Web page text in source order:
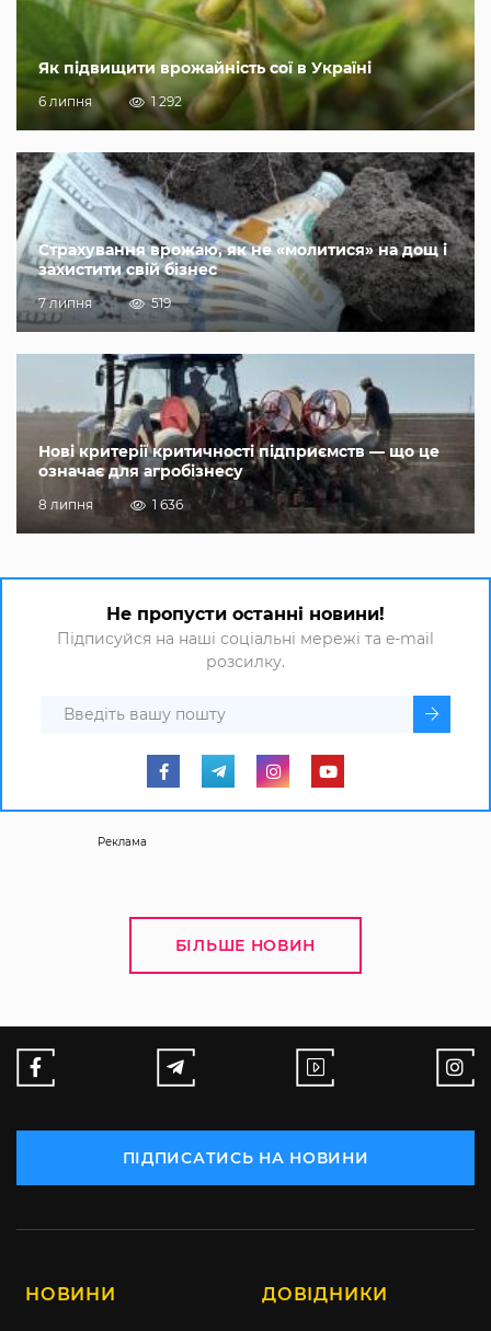
Як підвищити врожайність сої в Україні
6 липня 1 292
Страхування врожаю, як не «молитися» на дощ і
захистити свій бізнес
7 липня 519
Нові критерії критичності підприємств — що це
означає для агробізнесу
8 липня 1 636
Не пропусти останні новини!
Підписуйся на наші соціальні мережі та e-mail
розсилку.
Реклама
БІЛЬШЕ НОВИН
ПІДПИСАТИСЬ НА НОВИНИ
НОВИНИ ДОВІДНИКИ